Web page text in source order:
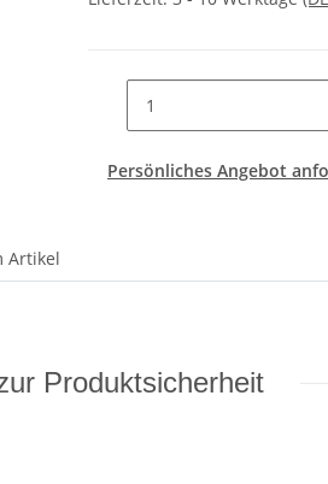
Persönliches Angebot
Artikel
Produktsicherheit